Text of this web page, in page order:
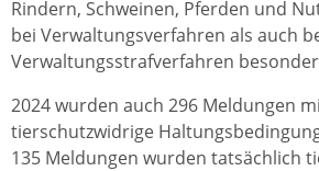
Rindern, Schweinen, Pferden und
bei Verwaltungsverfahren als auch
Verwaltungsstrafverfahren
2024 wurden auch 296 Meldungen
tierschutzwidrige
135 Meldungen wurden tatsächlich